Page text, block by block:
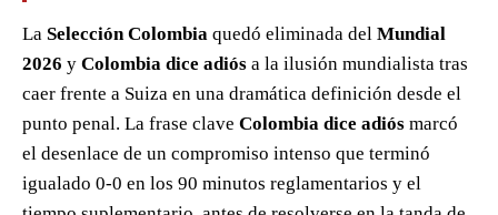
La Selección Colombia quedó eliminada del Mundial
2026 y Colombia dice adiós a la ilusión mundialista tras
caer frente a Suiza en una dramática definición desde el
punto penal. La frase clave Colombia dice adiós marcó
el desenlace de un compromiso intenso que terminó
igualado 0-0 en los 90 minutos reglamentarios y el